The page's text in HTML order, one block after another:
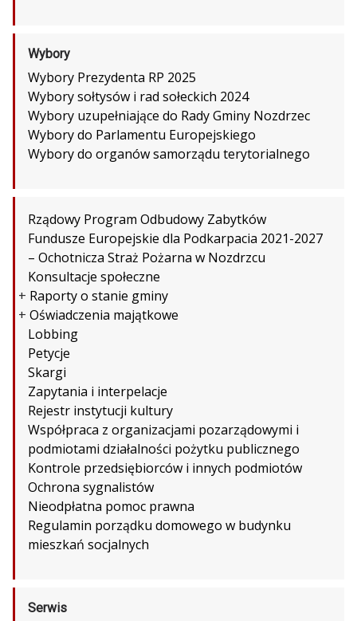
Wybory
Wybory Prezydenta RP 2025
Wybory sołtysów i rad sołeckich 2024
Wybory uzupełniające do Rady Gminy Nozdrzec
Wybory do Parlamentu Europejskiego
Wybory do organów samorządu terytorialnego
Rządowy Program Odbudowy Zabytków
Fundusze Europejskie dla Podkarpacia 2021-2027
– Ochotnicza Straż Pożarna w Nozdrzcu
Konsultacje społeczne
+ Raporty o stanie gminy
+ Oświadczenia majątkowe
Lobbing
Petycje
Skargi
Zapytania i interpelacje
Rejestr instytucji kultury
Współpraca z organizacjami pozarządowymi i
podmiotami działalności pożytku publicznego
Kontrole przedsiębiorców i innych podmiotów
Ochrona sygnalistów
Nieodpłatna pomoc prawna
Regulamin porządku domowego w budynku
mieszkań socjalnych
Serwis